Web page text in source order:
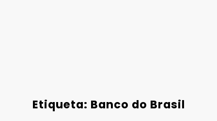
Etiqueta: Banco do Brasil